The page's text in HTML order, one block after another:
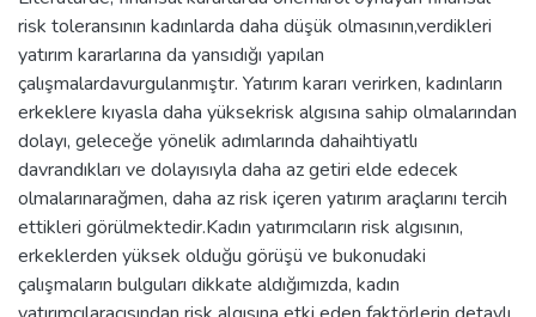
risk toleransının kadınlarda daha düşük olmasının,verdikleri
yatırım kararlarına da yansıdığı yapılan
çalışmalardavurgulanmıştır. Yatırım kararı verirken, kadınların
erkeklere kıyasla daha yüksekrisk algısına sahip olmalarından
dolayı, geleceğe yönelik adımlarında dahaihtiyatlı
davrandıkları ve dolayısıyla daha az getiri elde edecek
olmalarınarağmen, daha az risk içeren yatırım araçlarını tercih
ettikleri görülmektedir.Kadın yatırımcıların risk algısının,
erkeklerden yüksek olduğu görüşü ve bukonudaki
çalışmaların bulguları dikkate aldığımızda, kadın